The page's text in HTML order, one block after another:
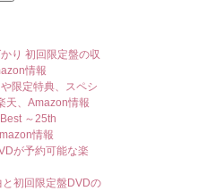
り 初回限定盤の収
情報
限定特典、スペシ
天、Amazon情報
～25th
情報
が予約可能な楽
初回限定盤DVDの